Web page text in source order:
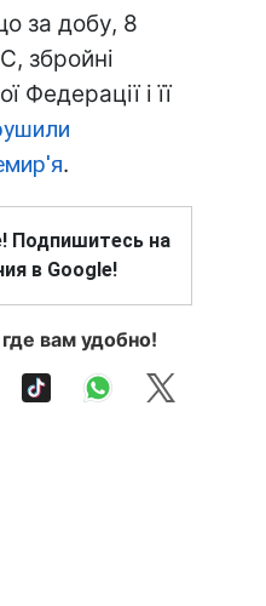
за добу, 8
збройні
Федерації і її
.
Подпишитесь на
в Google!
вам удобно!